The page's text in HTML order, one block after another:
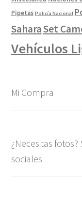
Pipetas Policía Nacional
SaharaSet
Vehículos
Mi Compra
¿Necesitas
sociales